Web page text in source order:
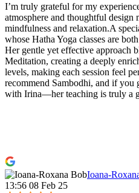
I’m truly grateful for my
atmosphere and thoughtful design
mindfulness and relaxation.A
whose Hatha Yoga classes are
Her gentle yet effective approach
Meditation, creating a deeply
levels, making each session feel
recommend Sambodhi, and if you
with Irina—her teaching is truly a
Ioana-
13:56 08 Feb 25